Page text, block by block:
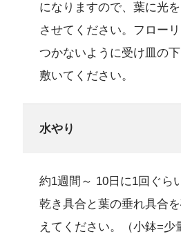
になりますので、葉に光
させてください。フロー
つかないように受け皿の
敷いてください。
水やり
約1週間～ 10日に1回ぐら
乾き具合と葉の垂れ具合
えてください。（小鉢=少